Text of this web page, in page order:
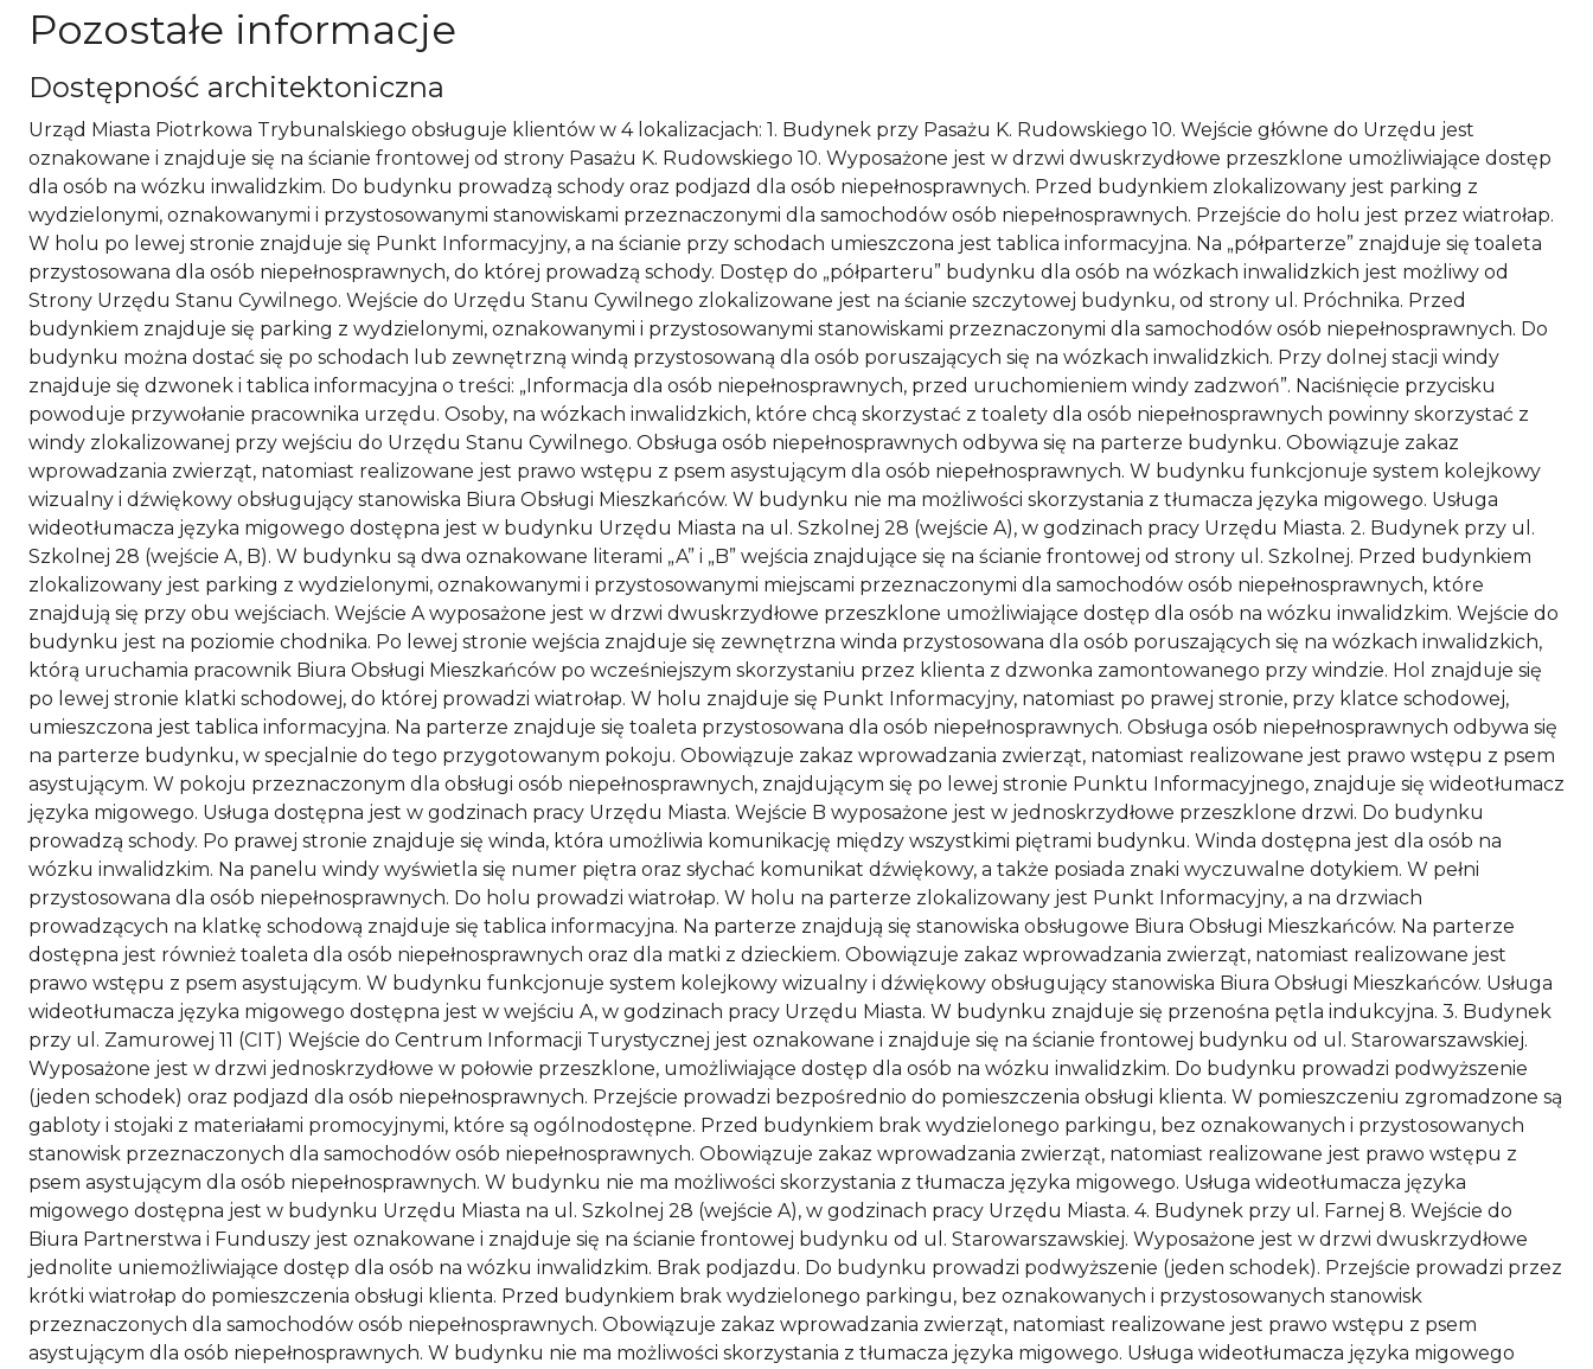
Pozostałe informacje
Dostępność architektoniczna
Urząd Miasta Piotrkowa Trybunalskiego obsługuje klientów w 4 lokalizacjach: 1. Budynek przy Pasażu K. Rudowskiego 10. Wejście główne do Urzędu jest
oznakowane i znajduje się na ścianie frontowej od strony Pasażu K. Rudowskiego 10. Wyposażone jest w drzwi dwuskrzydłowe przeszklone umożliwiające dostęp
dla osób na wózku inwalidzkim. Do budynku prowadzą schody oraz podjazd dla osób niepełnosprawnych. Przed budynkiem zlokalizowany jest parking z
wydzielonymi, oznakowanymi i przystosowanymi stanowiskami przeznaczonymi dla samochodów osób niepełnosprawnych. Przejście do holu jest przez wiatrołap.
W holu po lewej stronie znajduje się Punkt Informacyjny, a na ścianie przy schodach umieszczona jest tablica informacyjna. Na „półparterze” znajduje się toaleta
przystosowana dla osób niepełnosprawnych, do której prowadzą schody. Dostęp do „półparteru” budynku dla osób na wózkach inwalidzkich jest możliwy od
Strony Urzędu Stanu Cywilnego. Wejście do Urzędu Stanu Cywilnego zlokalizowane jest na ścianie szczytowej budynku, od strony ul. Próchnika. Przed
budynkiem znajduje się parking z wydzielonymi, oznakowanymi i przystosowanymi stanowiskami przeznaczonymi dla samochodów osób niepełnosprawnych. Do
budynku można dostać się po schodach lub zewnętrzną windą przystosowaną dla osób poruszających się na wózkach inwalidzkich. Przy dolnej stacji windy
znajduje się dzwonek i tablica informacyjna o treści: „Informacja dla osób niepełnosprawnych, przed uruchomieniem windy zadzwoń”. Naciśnięcie przycisku
powoduje przywołanie pracownika urzędu. Osoby, na wózkach inwalidzkich, które chcą skorzystać z toalety dla osób niepełnosprawnych powinny skorzystać z
windy zlokalizowanej przy wejściu do Urzędu Stanu Cywilnego. Obsługa osób niepełnosprawnych odbywa się na parterze budynku. Obowiązuje zakaz
wprowadzania zwierząt, natomiast realizowane jest prawo wstępu z psem asystującym dla osób niepełnosprawnych. W budynku funkcjonuje system kolejkowy
wizualny i dźwiękowy obsługujący stanowiska Biura Obsługi Mieszkańców. W budynku nie ma możliwości skorzystania z tłumacza języka migowego. Usługa
wideotłumacza języka migowego dostępna jest w budynku Urzędu Miasta na ul. Szkolnej 28 (wejście A), w godzinach pracy Urzędu Miasta. 2. Budynek przy ul.
Szkolnej 28 (wejście A, B). W budynku są dwa oznakowane literami „A” i „B” wejścia znajdujące się na ścianie frontowej od strony ul. Szkolnej. Przed budynkiem
zlokalizowany jest parking z wydzielonymi, oznakowanymi i przystosowanymi miejscami przeznaczonymi dla samochodów osób niepełnosprawnych, które
znajdują się przy obu wejściach. Wejście A wyposażone jest w drzwi dwuskrzydłowe przeszklone umożliwiające dostęp dla osób na wózku inwalidzkim. Wejście do
budynku jest na poziomie chodnika. Po lewej stronie wejścia znajduje się zewnętrzna winda przystosowana dla osób poruszających się na wózkach inwalidzkich,
którą uruchamia pracownik Biura Obsługi Mieszkańców po wcześniejszym skorzystaniu przez klienta z dzwonka zamontowanego przy windzie. Hol znajduje się
po lewej stronie klatki schodowej, do której prowadzi wiatrołap. W holu znajduje się Punkt Informacyjny, natomiast po prawej stronie, przy klatce schodowej,
umieszczona jest tablica informacyjna. Na parterze znajduje się toaleta przystosowana dla osób niepełnosprawnych. Obsługa osób niepełnosprawnych odbywa się
na parterze budynku, w specjalnie do tego przygotowanym pokoju. Obowiązuje zakaz wprowadzania zwierząt, natomiast realizowane jest prawo wstępu z psem
asystującym. W pokoju przeznaczonym dla obsługi osób niepełnosprawnych, znajdującym się po lewej stronie Punktu Informacyjnego, znajduje się wideotłumacz
języka migowego. Usługa dostępna jest w godzinach pracy Urzędu Miasta. Wejście B wyposażone jest w jednoskrzydłowe przeszklone drzwi. Do budynku
prowadzą schody. Po prawej stronie znajduje się winda, która umożliwia komunikację między wszystkimi piętrami budynku. Winda dostępna jest dla osób na
wózku inwalidzkim. Na panelu windy wyświetla się numer piętra oraz słychać komunikat dźwiękowy, a także posiada znaki wyczuwalne dotykiem. W pełni
przystosowana dla osób niepełnosprawnych. Do holu prowadzi wiatrołap. W holu na parterze zlokalizowany jest Punkt Informacyjny, a na drzwiach
prowadzących na klatkę schodową znajduje się tablica informacyjna. Na parterze znajdują się stanowiska obsługowe Biura Obsługi Mieszkańców. Na parterze
dostępna jest również toaleta dla osób niepełnosprawnych oraz dla matki z dzieckiem. Obowiązuje zakaz wprowadzania zwierząt, natomiast realizowane jest
prawo wstępu z psem asystującym. W budynku funkcjonuje system kolejkowy wizualny i dźwiękowy obsługujący stanowiska Biura Obsługi Mieszkańców. Usługa
wideotłumacza języka migowego dostępna jest w wejściu A, w godzinach pracy Urzędu Miasta. W budynku znajduje się przenośna pętla indukcyjna. 3. Budynek
przy ul. Zamurowej 11 (CIT) Wejście do Centrum Informacji Turystycznej jest oznakowane i znajduje się na ścianie frontowej budynku od ul. Starowarszawskiej.
Wyposażone jest w drzwi jednoskrzydłowe w połowie przeszklone, umożliwiające dostęp dla osób na wózku inwalidzkim. Do budynku prowadzi podwyższenie
(jeden schodek) oraz podjazd dla osób niepełnosprawnych. Przejście prowadzi bezpośrednio do pomieszczenia obsługi klienta. W pomieszczeniu zgromadzone są
gabloty i stojaki z materiałami promocyjnymi, które są ogólnodostępne. Przed budynkiem brak wydzielonego parkingu, bez oznakowanych i przystosowanych
stanowisk przeznaczonych dla samochodów osób niepełnosprawnych. Obowiązuje zakaz wprowadzania zwierząt, natomiast realizowane jest prawo wstępu z
psem asystującym dla osób niepełnosprawnych. W budynku nie ma możliwości skorzystania z tłumacza języka migowego. Usługa wideotłumacza języka
migowego dostępna jest w budynku Urzędu Miasta na ul. Szkolnej 28 (wejście A), w godzinach pracy Urzędu Miasta. 4. Budynek przy ul. Farnej 8. Wejście do
Biura Partnerstwa i Funduszy jest oznakowane i znajduje się na ścianie frontowej budynku od ul. Starowarszawskiej. Wyposażone jest w drzwi dwuskrzydłowe
jednolite uniemożliwiające dostęp dla osób na wózku inwalidzkim. Brak podjazdu. Do budynku prowadzi podwyższenie (jeden schodek). Przejście prowadzi przez
krótki wiatrołap do pomieszczenia obsługi klienta. Przed budynkiem brak wydzielonego parkingu, bez oznakowanych i przystosowanych stanowisk
przeznaczonych dla samochodów osób niepełnosprawnych. Obowiązuje zakaz wprowadzania zwierząt, natomiast realizowane jest prawo wstępu z psem
asystującym dla osób niepełnosprawnych. W budynku nie ma możliwości skorzystania z tłumacza języka migowego. Usługa wideotłumacza języka migowego